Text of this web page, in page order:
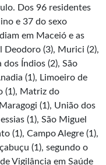
Dos 96 residentes
e 37 do sexo
em Maceió e as
Deodoro (3), Murici (2),
dos Índios (2), São
(1), Limoeiro de
(1), Matriz do
(1), União dos
(1), São Miguel
(1), Campo Alegre (1),
(1), segundo o
Vigilância em Saúde